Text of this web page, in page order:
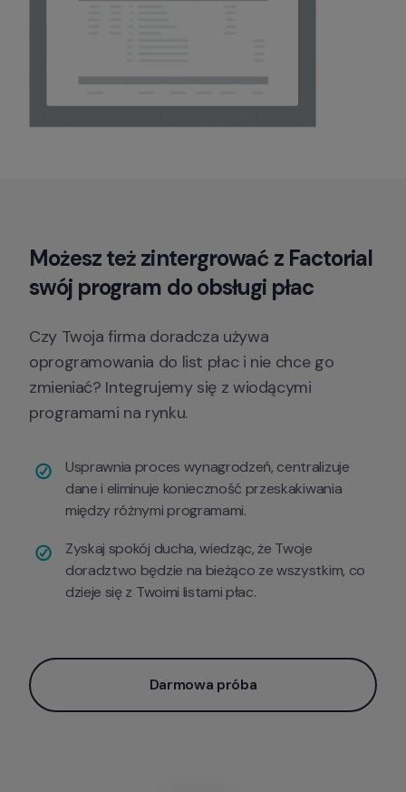
Możesz też zintergrować z Factorial
swój program do obsługi płac
Czy Twoja firma doradcza używa
oprogramowania do list płac i nie chce go
zmieniać? Integrujemy się z wiodącymi
programami na rynku.
Usprawnia proces wynagrodzeń, centralizuje
dane i eliminuje konieczność przeskakiwania
między różnymi programami.
Zyskaj spokój ducha, wiedząc, że Twoje
doradztwo będzie na bieżąco ze wszystkim, co
dzieje się z Twoimi listami płac.
Darmowa próba